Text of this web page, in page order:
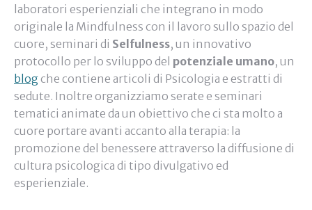
laboratori esperienziali che integrano in modo
originale la Mindfulness con il lavoro sullo spazio del
cuore, seminari di Selfulness, un innovativo
protocollo per lo sviluppo del potenziale umano, un
blogche contiene articoli di Psicologia e estratti di
sedute. Inoltre organizziamo serate e seminari
tematici animate da un obiettivo che ci sta molto a
cuore portare avanti accanto alla terapia: la
promozione del benessere attraverso la diffusione di
cultura psicologica di tipo divulgativo ed
esperienziale.